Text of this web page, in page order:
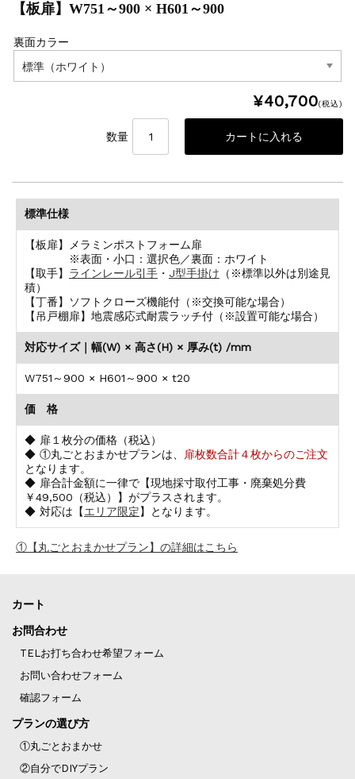
【板扉】W751～900 × H601～900
裏面カラー
¥40,700(税込)
数量
標準仕様
【板扉】メラミンポストフォーム扉
※表面・小口：選択色／裏面：ホワイト
【取手】 ラインレール引手・ J型手掛け （※標準以外は別途見
積）
【丁番】ソフトクローズ機能付（※交換可能な場合）
【吊戸棚扉】地震感応式耐震ラッチ付（※設置可能な場合）
対応サイズ｜幅(W) × 高さ(H) × 厚み(t) /mm
W751～900 × H601～900 × t20
価 格
◆ 扉１枚分の価格（税込）
◆ ①丸ごとおまかせプランは、 扉枚数合計４枚からのご注文
となります。
◆ 扉合計金額に一律で【現地採寸取付工事・廃棄処分費
￥49,500（税込）】がプラスされます。
◆ 対応は【エリア限定】となります。
①【丸ごとおまかせプラン】の詳細はこちら
カート
お問合わせ
TELお打ち合わせ希望フォーム
お問い合わせフォーム
確認フォーム
プランの選び方
①丸ごとおまかせ
②自分でDIYプラン